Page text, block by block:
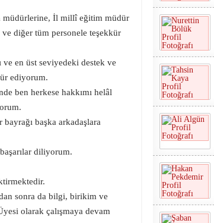
müdürlerine, İl millî eğitim müdür
diğer tüm personele teşekkür
en üst seviyedeki destek ve
ediyorum.
ben herkese hakkımı helâl
başka arkadaşlara
diliyorum.
sonra da bilgi, birikim ve
olarak çalışmaya devam